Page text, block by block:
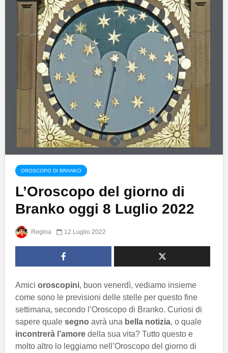
OROSCOPO DI BRANKO
L’Oroscopo del giorno di
Branko oggi 8 Luglio 2022
Regina 12 Luglio 2022
Amici oroscopini, buon venerdì, vediamo insieme
come sono le previsioni delle stelle per questo fine
settimana, secondo l’Oroscopo di Branko. Curiosi di
sapere quale segno avrà una bella notizia, o quale
incontrerà l’amore della sua vita? Tutto questo e
molto altro lo leggiamo nell’Oroscopo del giorno di